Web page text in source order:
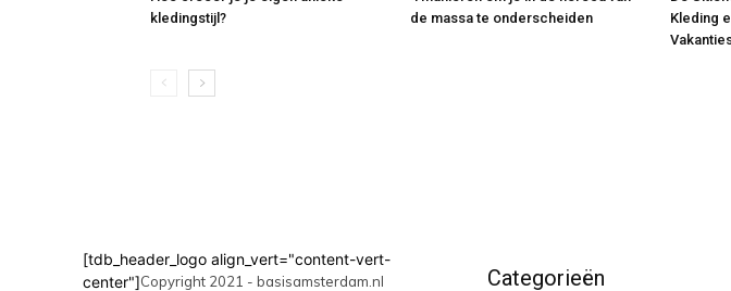
kledingstijl?
de massa te onderscheiden
Kleding
[tdb_header_logo align_vert="content-vert-
center"]Copyright 2021 - basisamsterdam.nl Categorieën